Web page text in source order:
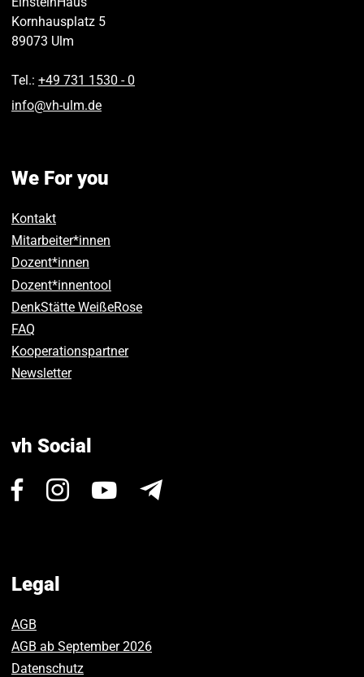
Kornhausplatz 5
89073 Ulm
Tel.: +49 731 1530 ‑ 0
info@vh-ulm.de
We For you
Kontakt
Mitarbeiter*innen
Dozent*innen
Dozent*innentool
DenkStätte WeißeRose
FAQ
Kooperationspartner
Newsletter
vh Social
Visit Visit
Visit
Legal
AGB
AGB ab September 2026
Datenschutz